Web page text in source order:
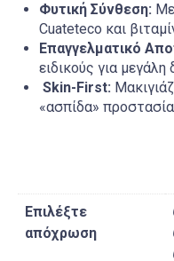
Φυτική Σύνθεση:
Cuateteco και
Επαγγελματικό
ειδικούς για
Skin-First:
«ασπίδα»
Επιλέξτε
απόχρωση